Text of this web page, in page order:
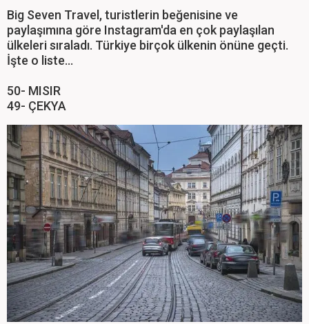
Big Seven Travel, turistlerin beğenisine ve
paylaşımına göre Instagram'da en çok paylaşılan
ülkeleri sıraladı. Türkiye birçok ülkenin önüne geçti.
İşte o liste...
50- MISIR
49- ÇEKYA